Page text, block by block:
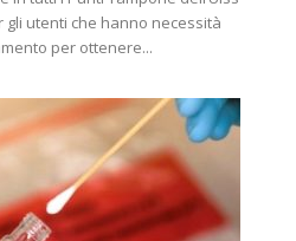
gli utenti che hanno necessità
per ottenere...